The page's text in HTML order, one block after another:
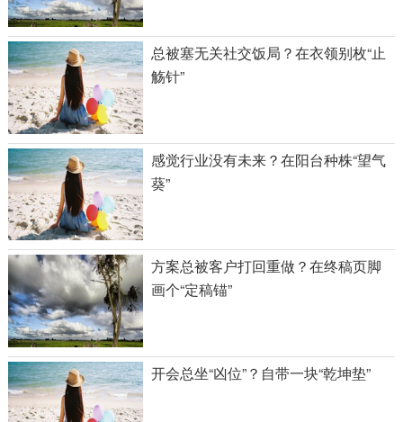
总被塞无关社交饭局？在衣领别枚“止
觞针”
感觉行业没有未来？在阳台种株“望气
葵”
方案总被客户打回重做？在终稿页脚
画个“定稿锚”
开会总坐“凶位”？自带一块“乾坤垫”